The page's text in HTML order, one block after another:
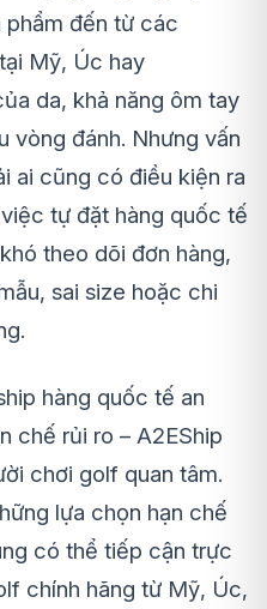
phẩm đến từ các
Mỹ, Úc hay
da, khả năng ôm tay
vòng đánh. Nhưng vấn
ai cũng có điều kiện ra
tự đặt hàng quốc tế
theo dõi đơn hàng,
sai size hoặc chi
hàng quốc tế an
chế rủi ro – A2EShip
chơi golf quan tâm.
lựa chọn hạn chế
có thể tiếp cận trực
chính hãng từ Mỹ, Úc,